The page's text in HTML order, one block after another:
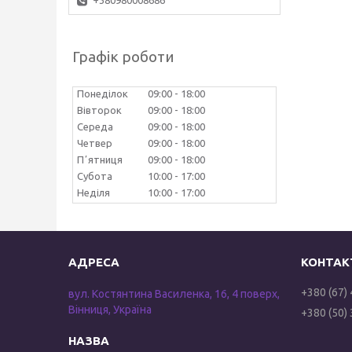
Графік роботи
Понеділок 09:00
18:00
Вівторок
09:00
18:00
Середа
09:00
18:00
Четвер
09:00
18:00
Пʼятниця
09:00
18:00
Субота
10:00
17:00
Неділя
10:00 17:00
вул. Костянтина Василенка, 16, 4 поверх,
Вінниця, Україна
+380 (67)
+380 (50)